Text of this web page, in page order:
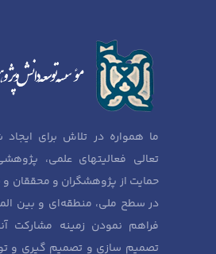
ما همواره در تلاش برای
تعالی فعالیتهای علمی،
حمایت از پژوهشگران و محققان و
در سطح ملی، منطقه‌ای و بین
فراهم نمودن زمینه مشارکت
تصمیم سازی و تصمیم گیری و